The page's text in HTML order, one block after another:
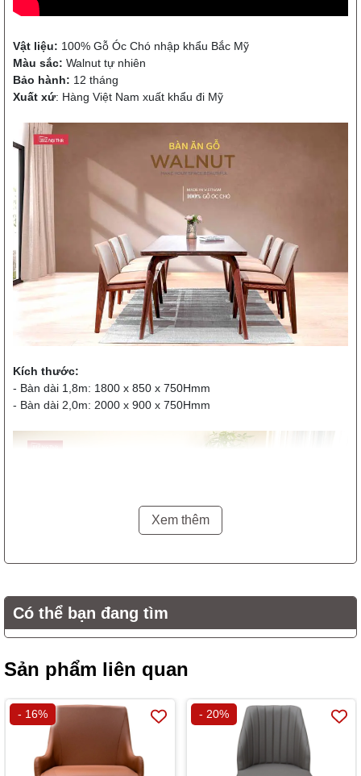
Vật liệu: 100% Gỗ Óc Chó nhập khẩu Bắc Mỹ
Màu sắc: Walnut tự nhiên
Bảo hành: 12 tháng
Xuất xứ: Hàng Việt Nam xuất khẩu đi Mỹ
Kích thước:
- Bàn dài 1,8m: 1800 x 850 x 750Hmm
- Bàn dài 2,0m: 2000 x 900 x 750Hmm
Mép bàn được thiết kế tạo độ vát & bo tròn 2 đầu rất an toàn cho
người dùng.
Xem thêm
Có thể bạn đang tìm
Sản phẩm liên quan
- 16% - 20%